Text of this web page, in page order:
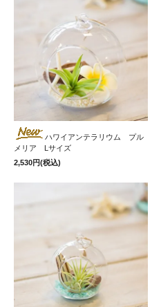
ハワイアンテラリウム プル
メリア Lサイズ
2,530円(税込)